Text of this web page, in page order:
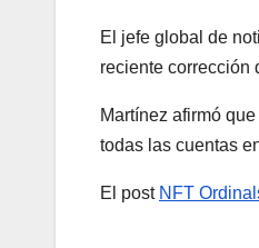
El jefe global de
reciente corrección
Martínez afirmó
todas las cuentas
El post NFT